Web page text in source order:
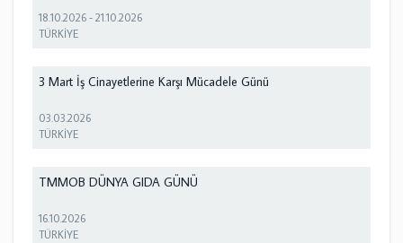
18.10.2026 -21.10.2026
TÜRKİYE
3 Mart İş Cinayetlerine Karşı Mücadele Günü
03.03.2026
TÜRKİYE
TMMOB DÜNYA GIDA GÜNÜ
16.10.2026
TÜRKİYE